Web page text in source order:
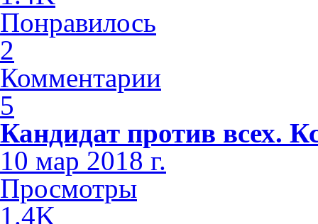
Понравилось
2
Комментарии
5
Кандидат против всех.
10 мар 2018 г.
Просмотры
1.4K